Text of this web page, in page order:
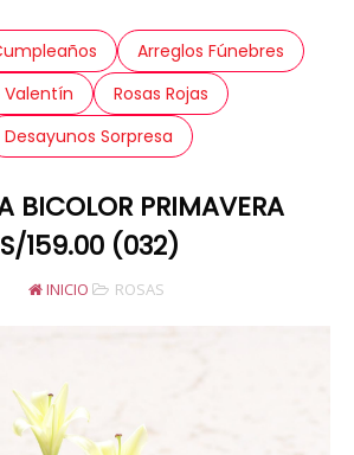
Arreglos Fúnebres
Valentín
Rosas Rojas
Desayunos Sorpresa
BICOLOR PRIMAVERA
S/159.00 (032)
INICIO ROSAS